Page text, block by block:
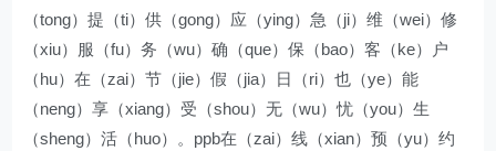
（tong）提（ti）供（gong）应（ying）急（ji）维（wei）修
（xiu）服（fu）务（wu）确（que）保（bao）客（ke）户
（hu）在（zai）节（jie）假（jia）日（ri）也（ye）能
（neng）享（xiang）受（shou）无（wu）忧（you）生
（sheng）活（huo）。ppb在（zai）线（xian）预（yu）约